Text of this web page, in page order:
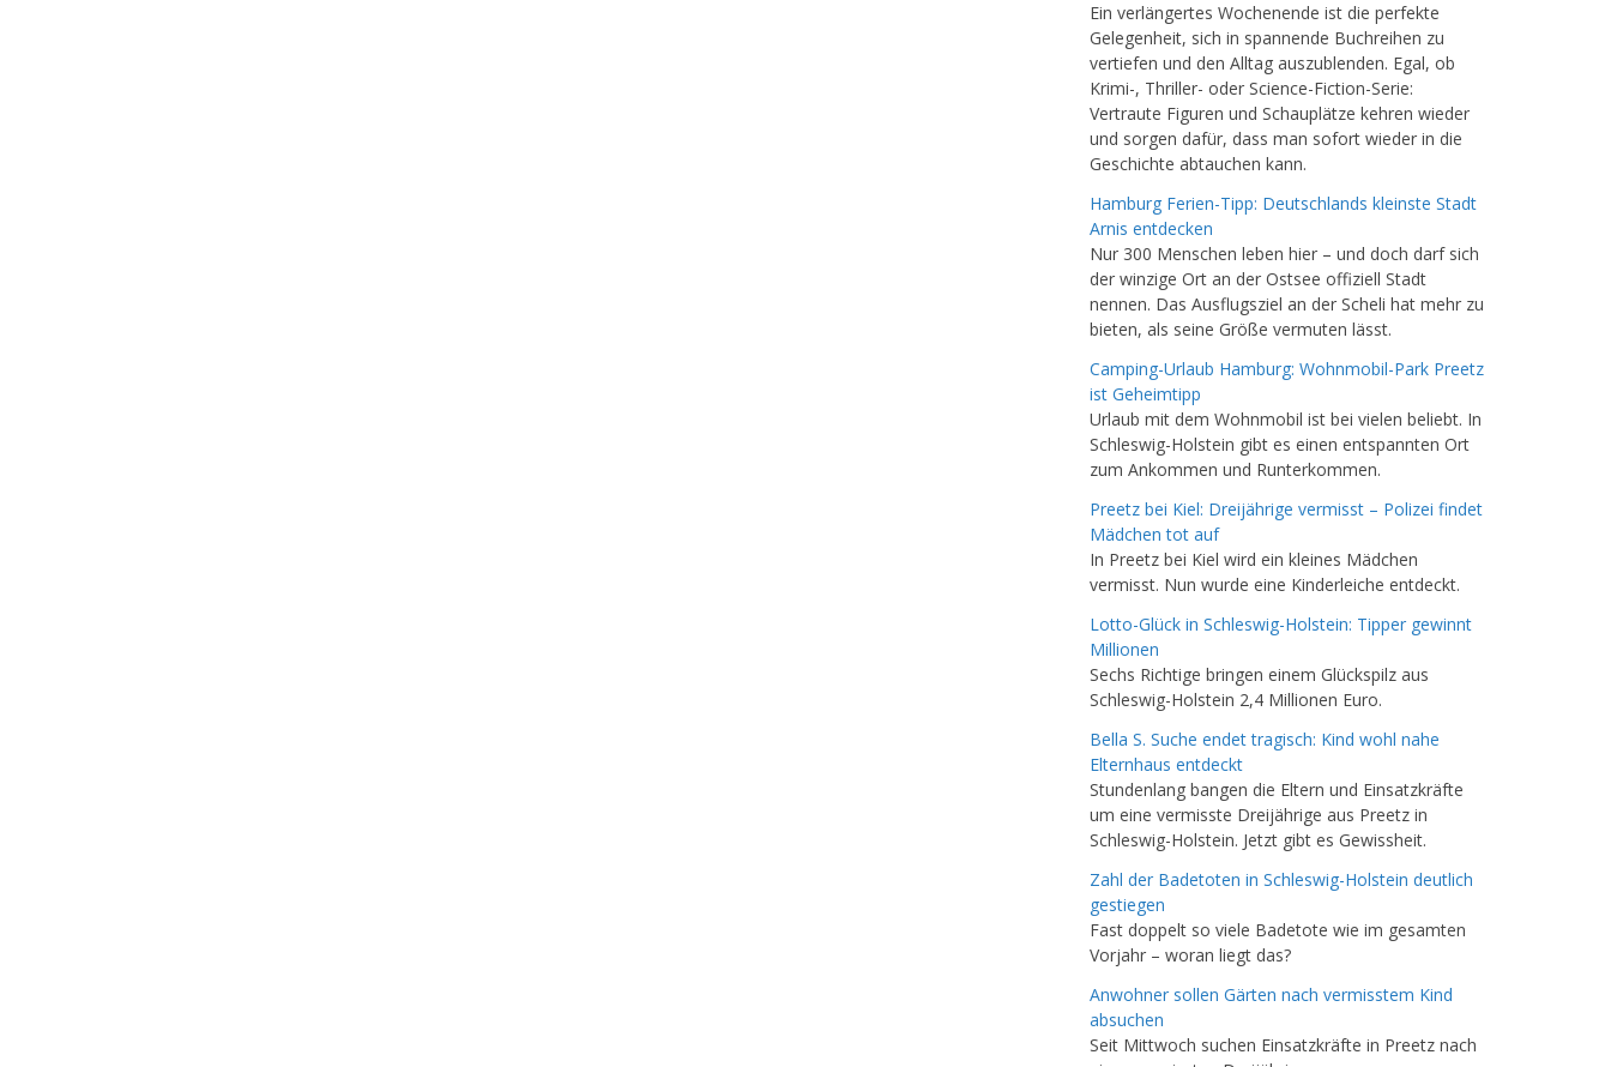
Ein verlängertes Wochenende ist die perfekte
Gelegenheit, sich in spannende Buchreihen zu
vertiefen und den Alltag auszublenden. Egal, ob
Krimi-, Thriller- oder Science-Fiction-Serie:
Vertraute Figuren und Schauplätze kehren wieder
und sorgen dafür, dass man sofort wieder in die
Geschichte abtauchen kann.
Hamburg Ferien-Tipp: Deutschlands kleinste Stadt
Arnis entdecken
Nur 300 Menschen leben hier – und doch darf sich
der winzige Ort an der Ostsee offiziell Stadt
nennen. Das Ausflugsziel an der Scheli hat mehr zu
bieten, als seine Größe vermuten lässt.
Camping-Urlaub Hamburg: Wohnmobil-Park Preetz
ist Geheimtipp
Urlaub mit dem Wohnmobil ist bei vielen beliebt. In
Schleswig-Holstein gibt es einen entspannten Ort
zum Ankommen und Runterkommen.
Preetz bei Kiel: Dreijährige vermisst – Polizei findet
Mädchen tot auf
In Preetz bei Kiel wird ein kleines Mädchen
vermisst. Nun wurde eine Kinderleiche entdeckt.
Lotto-Glück in Schleswig-Holstein: Tipper gewinnt
Millionen
Sechs Richtige bringen einem Glückspilz aus
Schleswig-Holstein 2,4 Millionen Euro.
Bella S. Suche endet tragisch: Kind wohl nahe
Elternhaus entdeckt
Stundenlang bangen die Eltern und Einsatzkräfte
um eine vermisste Dreijährige aus Preetz in
Schleswig-Holstein. Jetzt gibt es Gewissheit.
Zahl der Badetoten in Schleswig-Holstein deutlich
gestiegen
Fast doppelt so viele Badetote wie im gesamten
Vorjahr – woran liegt das?
Anwohner sollen Gärten nach vermisstem Kind
absuchen
Seit Mittwoch suchen Einsatzkräfte in Preetz nach